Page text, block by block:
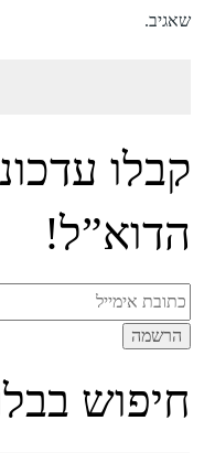
שאגיב.
קבלו
הדוא”ל!
חיפוש